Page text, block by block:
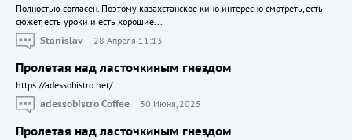
Полностью согласен. Поэтому казахстанское кино интересно смотреть, есть
сюжет, есть уроки и есть хорошие...
Stanislav
28 Апреля 11:13
Пролетая над ласточкиным гнездом
https://adessobistro.net/
adessobistro Coffee
30 Июня, 2025
Пролетая над ласточкиным гнездом